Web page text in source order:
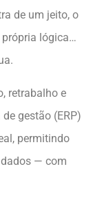
de um jeito, o
própria lógica…
retrabalho e
gestão (ERP)
permitindo
— com